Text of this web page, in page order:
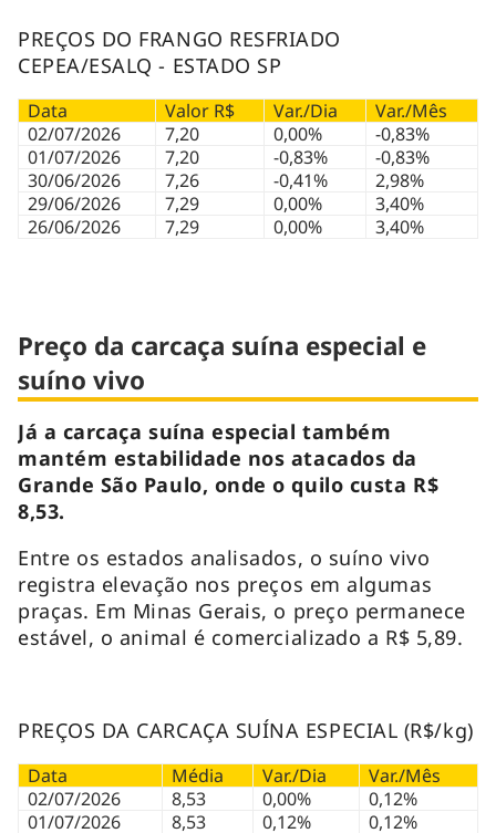
PREÇOS DO FRANGO RESFRIADO
CEPEA/ESALQ - ESTADO SP
Data Valor R$ Var./Dia
Var./Mês
02/07/2026
7,20 0,00%
-0,83%
01/07/2026
7,20 -0,83%
-0,83%
30/06/2026
7,26 -0,41%
2,98%
29/06/2026
7,29 0,00%
3,40%
26/06/2026
7,29 0,00% 3,40%
Preço da carcaça suína especial e
suíno vivo
Já a carcaça suína especial também
mantém estabilidade nos atacados da
Grande São Paulo, onde o quilo custa R$
8,53.
Entre os estados analisados, o suíno vivo
registra elevação nos preços em algumas
praças. Em Minas Gerais, o preço permanece
estável, o animal é comercializado a R$ 5,89.
PREÇOS DA CARCAÇA SUÍNA ESPECIAL (R$/kg)
Data Média Var./Dia
Var./Mês
02/07/2026
8,53 0,00%
0,12%
01/07/2026
8,53 0,12%
0,12%